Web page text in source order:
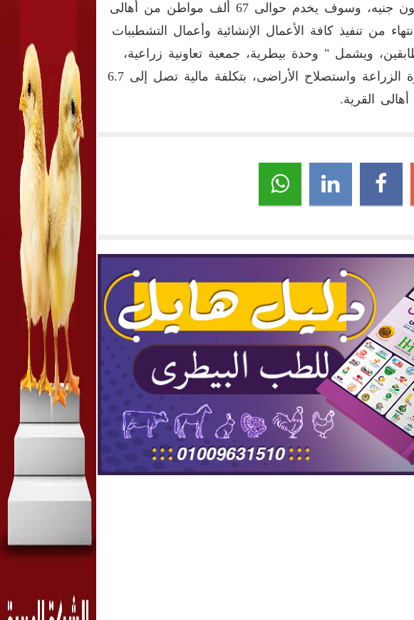
تموين"، بتكلفة مالية تصل إلى حوالى 13.5 مليون جنيه، وسوف يخدم حوالى 67 ألف مواطن من أهالى
من تنفيذ كافة الأعمال الإنشائية وأعمال التشطيبات
330 م، ويتكون من طابقين، ويشمل " وحدة بيطرية، جمعية تعاونية زراعية،
مركز إرشاد"، طبقا للنموذج 2 الذى أعدته وزارة الزراعة واستصلاح الأراضى، بتكلفة مالية تصل إلى 6.7